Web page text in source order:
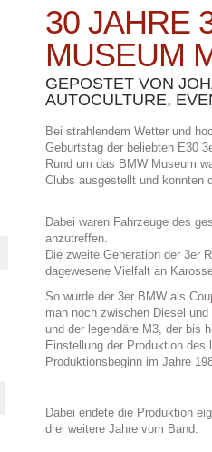
30 JAHRE
MUSEUM
GEPOSTET VON
AUTOCULTURE,
Bei strahlendem Wetter und
Geburtstag der beliebten E30
Rund um das BMW Museum
Clubs ausgestellt und konnten
Dabei waren Fahrzeuge des
anzutreffen.
Die zweite Generation der 3er
dagewesene Vielfalt an
So wurde der 3er BMW als
man noch zwischen Diesel
und der legendäre M3, der bis
Einstellung der Produktion
Produktionsbeginn im Jahre
Dabei endete die Produktion
drei weitere Jahre vom Band.